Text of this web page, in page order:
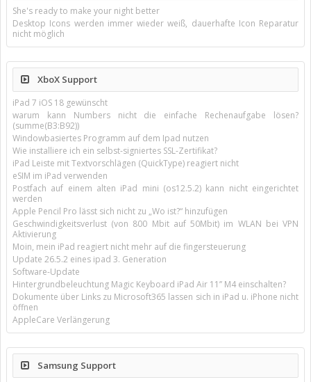
She's ready to make your night better
Desktop Icons werden immer wieder weiß, dauerhafte Icon Reparatur
nicht möglich
XboX Support
iPad 7 iOS 18 gewünscht
warum kann Numbers nicht die einfache Rechenaufgabe lösen?
(summe(B3:B92))
Windowbasiertes Programm auf dem Ipad nutzen
Wie installiere ich ein selbst-signiertes SSL-Zertifikat?
iPad Leiste mit Textvorschlägen (QuickType) reagiert nicht
eSIM im iPad verwenden
Postfach auf einem alten iPad mini (os12.5.2) kann nicht eingerichtet
werden
Apple Pencil Pro lässt sich nicht zu „Wo ist?“ hinzufügen
Geschwindigkeitsverlust (von 800 Mbit auf 50Mbit) im WLAN bei VPN
Aktivierung
Moin, mein iPad reagiert nicht mehr auf die fingersteuerung
Update 26.5.2 eines ipad 3. Generation
Software-Update
Hintergrundbeleuchtung Magic Keyboard iPad Air 11’’ M4 einschalten?
Dokumente über Links zu Microsoft365 lassen sich in iPad u. iPhone nicht
öffnen
AppleCare Verlängerung
Samsung Support